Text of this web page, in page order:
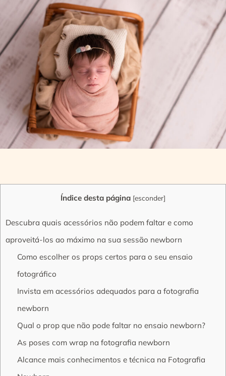
Índice desta página [esconder]
Descubra quais acessórios não podem faltar e como
aproveitá-los ao máximo na sua sessão newborn
Como escolher os props certos para o seu ensaio
fotográfico
Invista em acessórios adequados para a fotografia
newborn
Qual o prop que não pode faltar no ensaio newborn?
As poses com wrap na fotografia newborn
Alcance mais conhecimentos e técnica na Fotografia